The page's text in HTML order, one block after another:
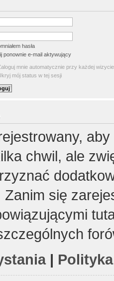
hasła
ponownie e-mail aktywujący
mnie automatycznie przy każdej wizycie
mój status w tej sesji
chwil, ale
się
|